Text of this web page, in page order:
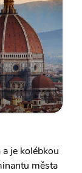
je kolébkou
města